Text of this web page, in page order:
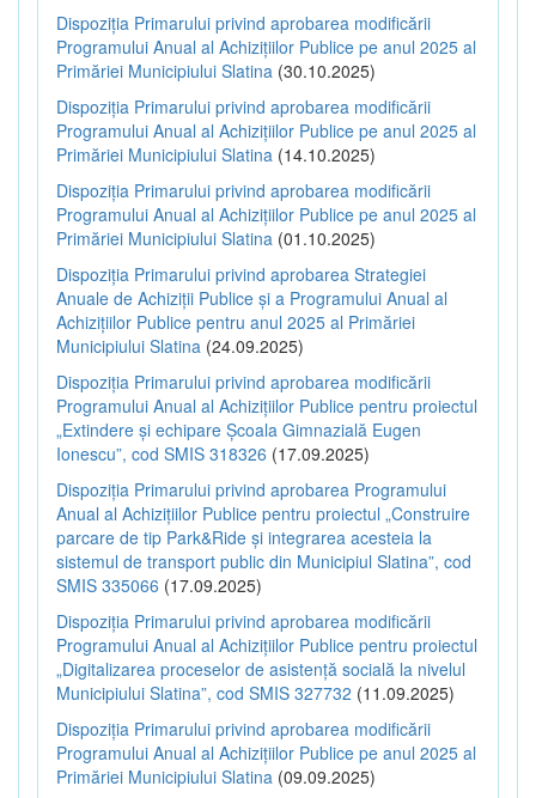
Dispoziția Primarului privind aprobarea modificării
Programului Anual al Achizițiilor Publice pe anul 2025 al
Primăriei Municipiului Slatina (30.10.2025)
Dispoziția Primarului privind aprobarea modificării
Programului Anual al Achizițiilor Publice pe anul 2025 al
Primăriei Municipiului Slatina (14.10.2025)
Dispoziția Primarului privind aprobarea modificării
Programului Anual al Achizițiilor Publice pe anul 2025 al
Primăriei Municipiului Slatina (01.10.2025)
Dispoziția Primarului privind aprobarea Strategiei
Anuale de Achiziții Publice și a Programului Anual al
Achizițiilor Publice pentru anul 2025 al Primăriei
Municipiului Slatina (24.09.2025)
Dispoziția Primarului privind aprobarea modificării
Programului Anual al Achizițiilor Publice pentru proiectul
„Extindere și echipare Școala Gimnazială Eugen
Ionescu”, cod SMIS 318326 (17.09.2025)
Dispoziția Primarului privind aprobarea Programului
Anual al Achizițiilor Publice pentru proiectul „Construire
parcare de tip Park&Ride și integrarea acesteia la
sistemul de transport public din Municipiul Slatina”, cod
SMIS 335066 (17.09.2025)
Dispoziția Primarului privind aprobarea modificării
Programului Anual al Achizițiilor Publice pentru proiectul
„Digitalizarea proceselor de asistență socială la nivelul
Municipiului Slatina”, cod SMIS 327732 (11.09.2025)
Dispoziția Primarului privind aprobarea modificării
Programului Anual al Achizițiilor Publice pe anul 2025 al
Primăriei Municipiului Slatina (09.09.2025)